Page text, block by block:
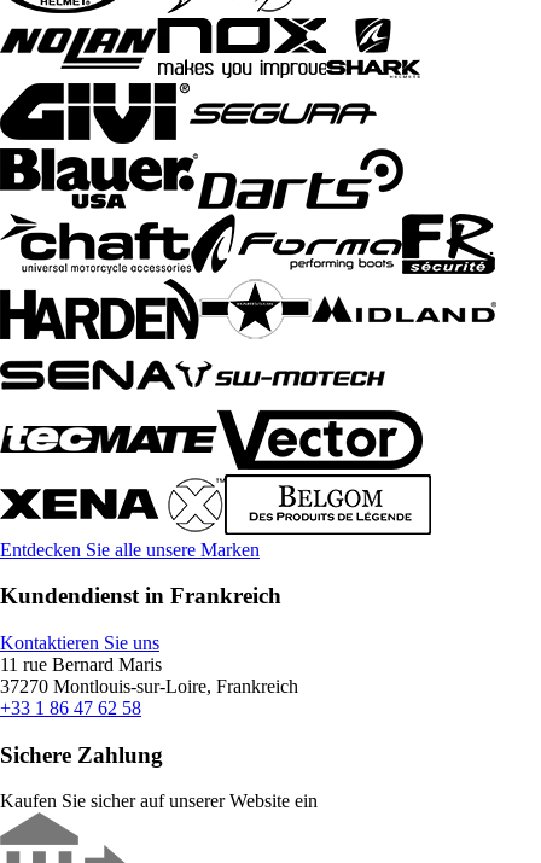
Entdecken Sie alle unsere Marken
Kundendienst in Frankreich
Kontaktieren Sie uns
11 rue Bernard Maris
37270 Montlouis-sur-Loire, Frankreich
+33 1 86 47 62 58
Sichere Zahlung
Kaufen Sie sicher auf unserer Website ein